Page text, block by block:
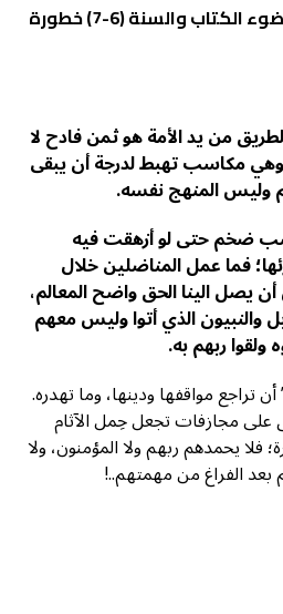
فقه النوازل في ضوء الكتاب والسنة (6-7) خطورة
من يد الأمة هو ثمن فادح لا
مكاسب تهبط لدرجة أن يبقى
المنهج نفسه.
ضخم حتى لو أزهقت فيه
فما عمل المناضلين خلال
يصل الينا الحق واضح المعالم،
والنبيون الذي أتوا وليس معهم
ولقوا ربهم به.
تراجع مواقفها ودينها، وما تهدره.
على مجازفات تجعل حِمل الآثام
فلا يحمدهم ربهم ولا المؤمنون، ولا
بعد الفراغ من مهمتهم..!